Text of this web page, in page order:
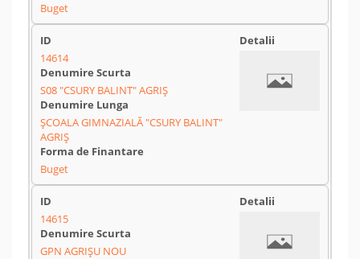
Buget
14614
S08 "CSURY BALINT" AGRIȘ
ȘCOALA GIMNAZIALĂ "CSURY BALINT"
AGRIȘ
Buget
14615
GPN AGRIȘU NOU